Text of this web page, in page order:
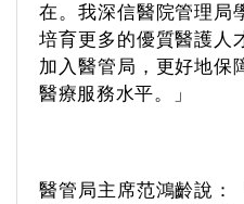
在。我深信醫院管理局
培育更多的優質醫護人
加入醫管局，更好地保
醫療服務水平。」
醫管局主席范鴻齡說：